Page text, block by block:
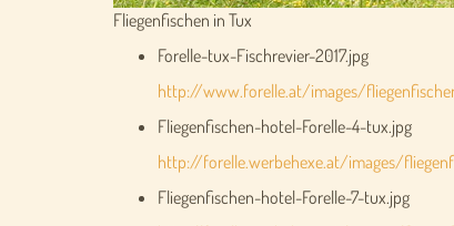
Fliegenfischen in Tux
Forelle-tux-Fischrevier-2017.jpg
http://www.forelle.at/images/
Fliegenfischen-hotel-Forelle-4-tux.jpg
http://forelle.werbehexe.at/images/
Fliegenfischen-hotel-Forelle-7-tux.jpg